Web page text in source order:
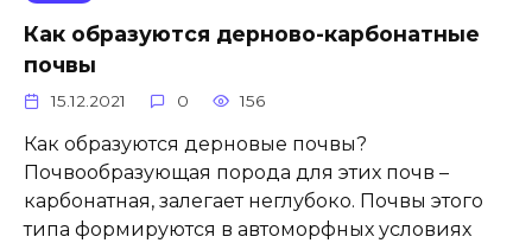
Как образуются дерново-карбонатные
почвы
15.12.2021 0 156
Как образуются дерновые почвы?
Почвообразующая порода для этих почв –
карбонатная, залегает неглубоко. Почвы этого
типа формируются в автоморфных условиях